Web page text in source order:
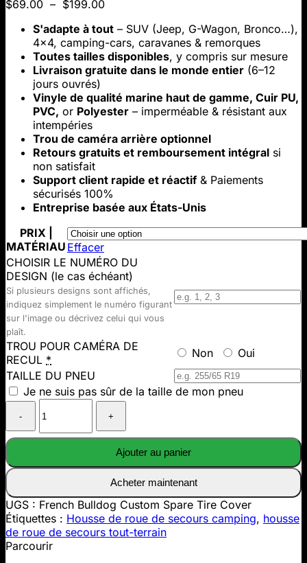
$69.00 – $199.00Plage
prix :
$69.00
à
$199.00
S'adapte à tout – SUV (Jeep, G-Wagon, Bronco…),
4x4, camping-cars, caravanes & remorques
Toutes tailles disponibles, y compris sur mesure
Livraison gratuite dans le monde entier (6–12
jours ouvrés)
Vinyle de qualité marine haut de gamme, Cuir PU,
PVC, or Polyester – imperméable & résistant aux
intempéries
Trou de caméra arrière optionnel
Retours gratuits et remboursement intégral si
non satisfait
Support client rapide et réactif& Paiements
sécurisés 100%
Entreprise basée aux États-Unis
PRIX |
MATÉRIAU Effacer
CHOISIR LE NUMÉRO DU
DESIGN (le cas échéant)
Si plusieurs designs sont affichés,
indiquez simplement le numéro figurant
sur l'image ou décrivez celui qui vous
plaît.
TROU POUR CAMÉRA DE
RECUL * Non
Oui
TAILLE DU PNEU
Je ne suis pas sûr de la taille de mon pneu
de
French
Cover
Ajouter au panier
Acheter maintenant
UGS : French Bulldog Custom Spare Tire Cover
Étiquettes : Housse de roue de secours camping, housse
de roue de secours tout-terrain
Parcourir